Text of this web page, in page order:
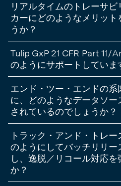
ス全体にわたる材料や製品の移動と
バイスのエンドツーエンドで監査可
は、いつ、どこで、誰が、どのよう
書化することで、製品の品質、安全
することです。
迅速な根本原因分析、リアルタイム
から最終製品までのエンド・ツー・
場合の効率的な欠陥の特定、分離、
す。
リアルタイムのトレーサ
カーにどのようなメリット
うか？
ペレーションに即時の可視性を提供
したときにそれを検出し、バッチ記
の調査を加速することができます。
されます。最終的に、リアルタイム
が規制上の信頼を維持しながら、安
に提供するのに役立ちます。
Tulip GxP 21 CFR Part 11/
のようにサポートしていま
スタンプ、セキュアなアクセス制御に
トし、コンプライアンスを実証し、
す。このプラットフォームの設計と
えることを目的としており、検索可
する負担を軽減します。また、検索
を維持する負担を軽減します。イン
証により、例外が早期に発見される
されます。
エンド・ツー・エンドの系
に、どのようなデータソ
されているのでしょうか？
データを集約し、企業システムに接
的な統合にはERP、LIMS、QMSが含
果、逸脱/CAPA、バッチ処分の決定
ーは、コンプライアンス活動
書や設備データに直接結び付けられ
ローを可能にします。
トラック・アンド・トレ
のようにしてバッチリリ
し、逸脱／リコール対応を
か？